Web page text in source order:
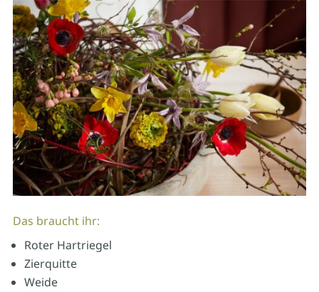
Das braucht ihr:
Roter Hartriegel
Zierquitte
Weide